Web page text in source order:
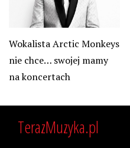
Wokalista Arctic Monkeys
nie chce… swojej mamy
na koncertach
TerazMuzyka.pl